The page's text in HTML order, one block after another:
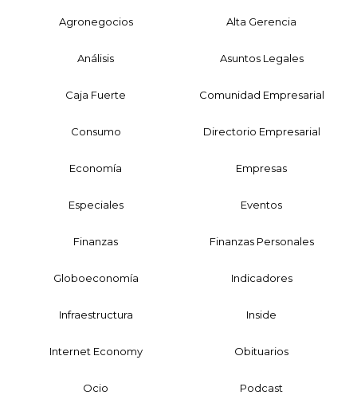
Agronegocios Alta Gerencia
Análisis Asuntos Legales
Caja Fuerte Comunidad Empresarial
Consumo Directorio Empresarial
Economía Empresas
Especiales Eventos
Finanzas Finanzas Personales
Globoeconomía Indicadores
Infraestructura Inside
Internet Economy Obituarios
Ocio Podcast